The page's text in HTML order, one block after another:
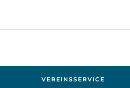
VEREINSSERVICE